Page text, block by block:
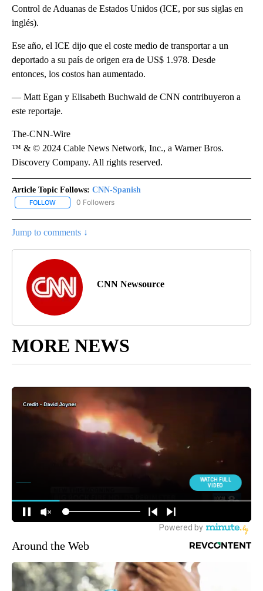
Control de Aduanas de Estados Unidos (ICE, por sus siglas en
inglés).
Ese año, el ICE dijo que el coste medio de transportar a un
deportado a su país de origen era de US$ 1.978. Desde
entonces, los costos han aumentado.
— Matt Egan y Elisabeth Buchwald de CNN contribuyeron a
este reportaje.
The-CNN-Wire
™ & © 2024 Cable News Network, Inc., a Warner Bros.
Discovery Company. All rights reserved.
Article Topic Follows: CNN-Spanish
FOLLOW FOLLOW "CNN-SPANISH" TO RECEIVE NOTIFICATIONS ABOUT
0 Followers
Jump to comments ↓
CNN Newsource
MORE NEWS
Around the Web